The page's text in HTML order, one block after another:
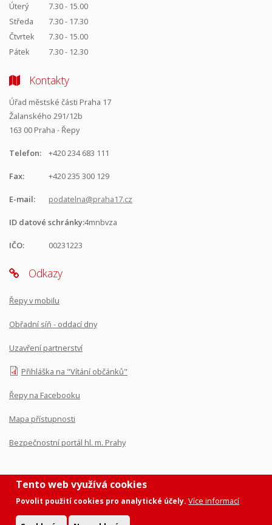
Tento web využívá cookies
Povolit použití cookies pro analytické účely. Více informací
Úterý
7.30 - 15.00
Středa
7.30 - 17.30
Čtvrtek
7.30 - 15.00
Pátek
7.30 - 12.30
Kontakty
Úřad městské části Praha 17
Žalanského 291/12b
163 00 Praha - Řepy
Telefon: +420 234 683 111
Fax: +420 235 300 129
E-mail: podatelna@praha17.cz
ID datové schránky:4mnbvza
IČO: 00231223
Odkazy
Řepy v mobilu
Obřadní síň - oddací dny
Uzavření partnerství
Přihláška na "Vítání občánků"
Řepy na Facebooku
Mapa přístupnosti
Bezpečnostní portál hl. m. Prahy
Prohlášení o přístupnosti | Ochrana osobních údajů|Nastavení
cookies